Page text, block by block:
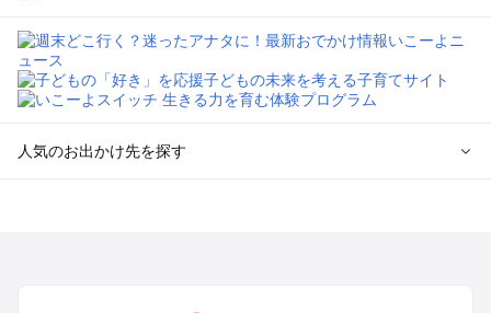
人気のお出かけ先を探す